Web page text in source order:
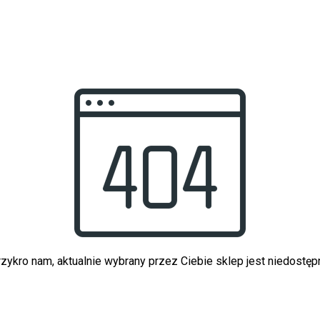
nam, aktualnie wybrany przez Ciebie sklep jest